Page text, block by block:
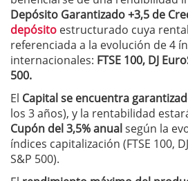
Depósito Garantizado +3,5 de
depósito estructurado cuya
referenciada a la evolución de 4
internacionales: FTSE 100, DJ
500.
El Capital se encuentra
los 3 años), y la rentabilidad
Cupón del 3,5% anualsegún la
índices capitalización (FTSE 100,
S&P 500).